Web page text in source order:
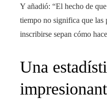
Y añadió: “El hecho de
tiempo no significa que las
inscribirse sepan cómo
Una